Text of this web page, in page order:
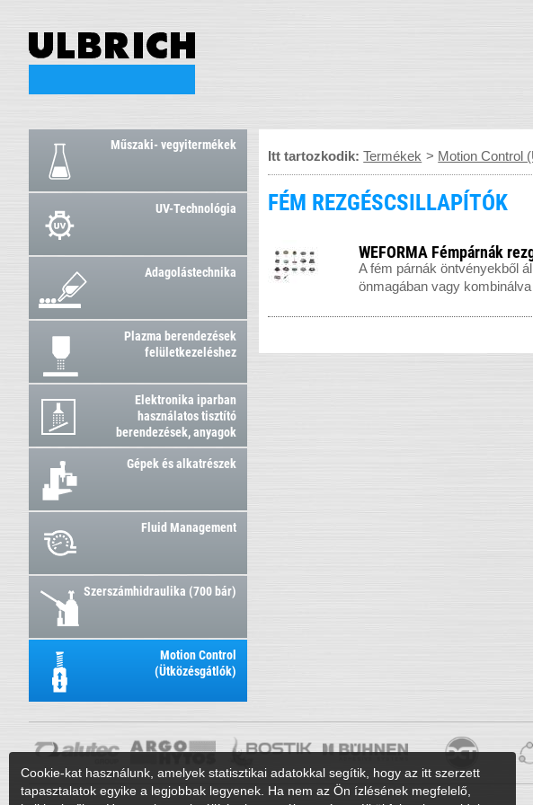
Műszaki- vegyitermékek
UV-Technológia
Adagolástechnika
Plazma berendezések
felületkezeléshez
Elektronika iparban
használatos tisztító
berendezések, anyagok
Gépek és alkatrészek
Fluid Management
Szerszámhidraulika (700 bár)
Motion Control
(Ütközésgátlók)
Itt tartozkodik:Termékek > Motion Control
FÉM REZGÉSCSILLAPÍTÓK
WEFORMA Fémpárnák
A fém párnák öntvényekből
önmagában vagy
Cookie-kat használunk, amelyek statisztikai adatokkal segítik, hogy az itt szerzett
tapasztalatok egyike a legjobbak legyenek. Ha nem az Ön ízlésének megfelelő,